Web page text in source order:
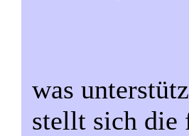
was
stellt sich die